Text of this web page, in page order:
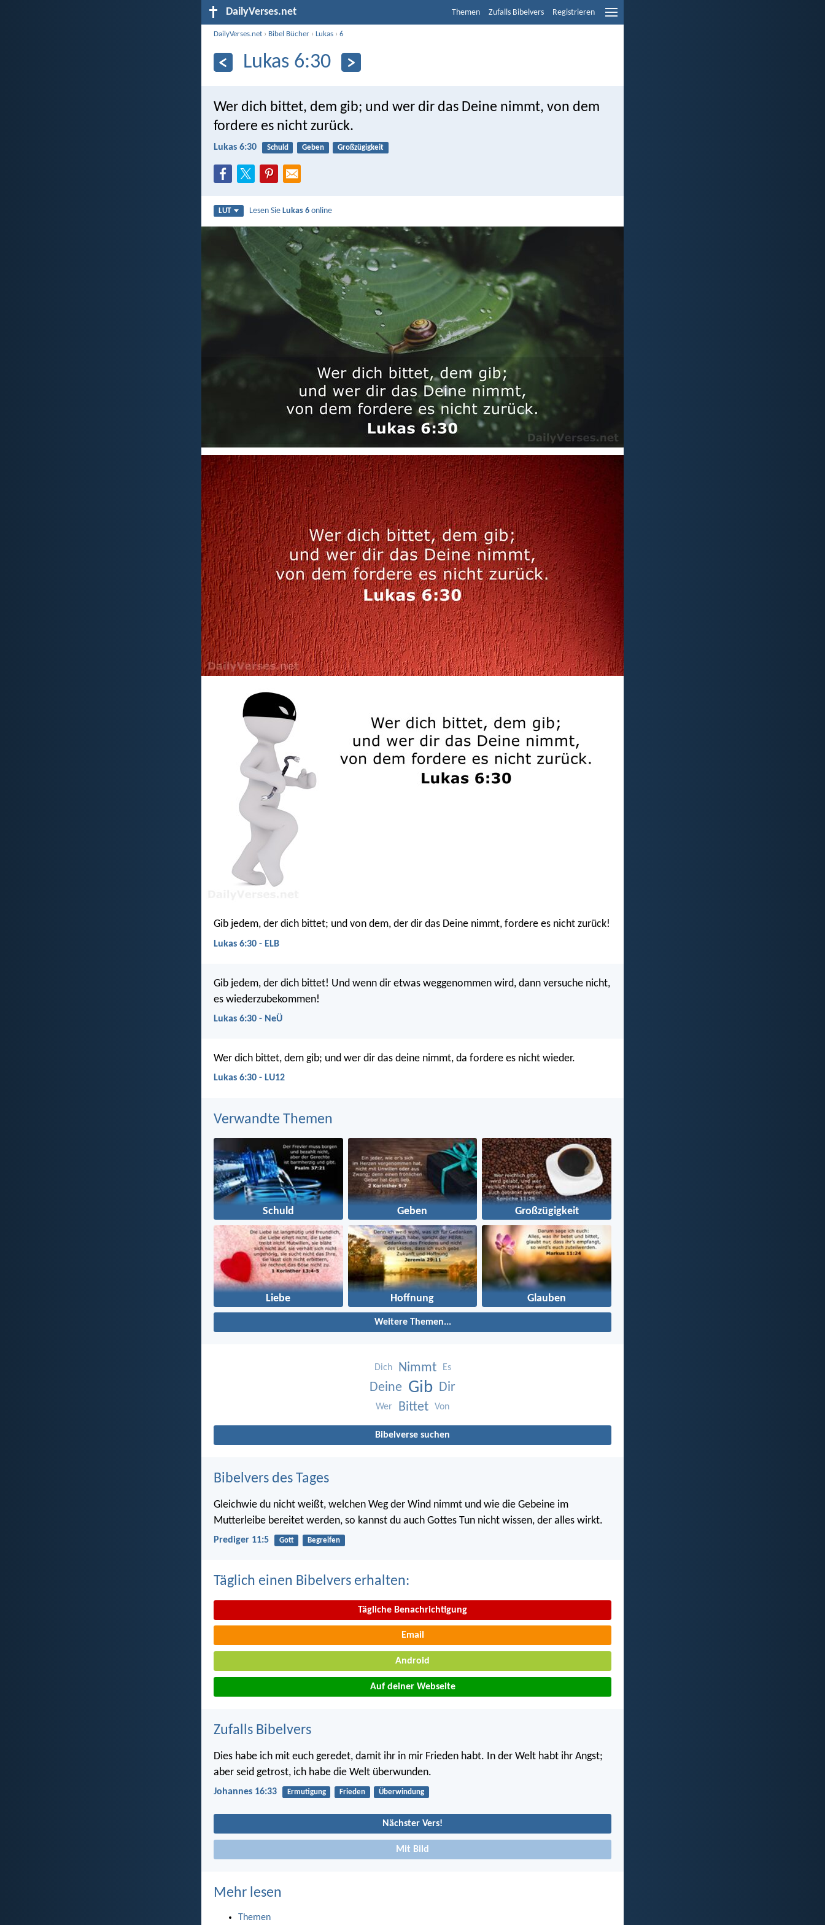
DailyVerses.net Themen Zufalls Bibelvers Registrieren
DailyVerses.net › Bibel Bücher ›Lukas ›6
Lukas 6:30
Wer dich bittet, dem gib; und wer dir das Deine nimmt, von dem
fordere es nicht zurück.
Lukas 6:30 Schuld Geben Großzügigkeit
LUT Lesen SieLukas 6 online
Gib jedem, der dich bittet; und von dem, der dir das Deine nimmt, fordere es nicht zurück!
Lukas 6:30 - ELB
Gib jedem, der dich bittet! Und wenn dir etwas weggenommen wird, dann versuche nicht,
es wiederzubekommen!
Lukas 6:30 - NeÜ
Wer dich bittet, dem gib; und wer dir das deine nimmt, da fordere es nicht wieder.
Lukas 6:30 - LU12
Verwandte Themen
Schuld Geben Großzügigkeit
Liebe Hoffnung Glauben
Weitere Themen...
Dich Nimmt Es
Deine Gib Dir
Wer Bittet Von
Bibelverse suchen
Bibelvers des Tages
Gleichwie du nicht weißt, welchen Weg der Wind nimmt und wie die Gebeine im
Mutterleibe bereitet werden, so kannst du auch Gottes Tun nicht wissen, der alles wirkt.
Prediger 11:5 Gott Begreifen
Täglich einen Bibelvers erhalten:
Tägliche Benachrichtigung
Email
Android
Auf deiner Webseite
Zufalls Bibelvers
Dies habe ich mit euch geredet, damit ihr in mir Frieden habt. In der Welt habt ihr Angst;
aber seid getrost, ich habe die Welt überwunden.
Johannes 16:33 Ermutigung Frieden Überwindung
Nächster Vers!
Mit Bild
Mehr lesen
Themen